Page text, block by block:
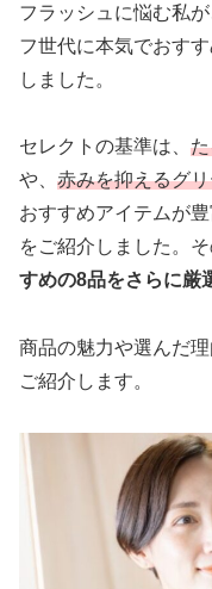
フラッシュに悩む私が
フ世代に本気でおす
しました。
セレクトの基準は、
や、 赤みを抑えるグ
おすすめアイテムが
をご紹介しました。
すめの8品をさらに厳
商品の魅力や選んだ理
ご紹介します。